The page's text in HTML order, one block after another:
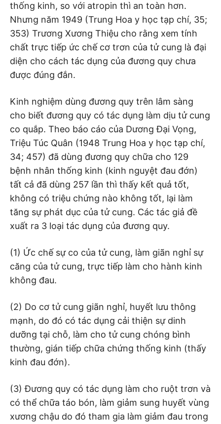
thống kinh, so với atropin thì an toàn hơn.
Nhưng năm 1949 (Trung Hoa y học tạp chí, 35;
353) Trương Xương Thiệu cho rằng xem tính
chất trực tiếp ức chế cơ trơn của tử cung là đại
diện cho cách tác dụng của đương quy chưa
được đúng đắn.
Kinh nghiệm dùng đương quy trên lâm sàng
cho biết đương quy có tác dụng làm dịu tử cung
co quắp. Theo báo cáo của Dương Đại Vọng,
Triệu Túc Quân (1948 Trung Hoa y học tạp chí,
34; 457) đã dùng đương quy chữa cho 129
bệnh nhân thống kinh (kinh nguyệt đau đớn)
tất cả đã dùng 257 lần thì thấy kết quả tốt,
không có triệu chứng nào không tốt, lại làm
tăng sự phát dục của tử cung. Các tác giả đề
xuất ra 3 loại tác dụng của đương quy.
(1) Ức chế sự co của tử cung, làm giãn nghỉ sự
căng của tử cung, trực tiếp làm cho hành kinh
không đau.
(2) Do cơ tử cung giãn nghỉ, huyết lưu thông
mạnh, do đó có tác dụng cải thiện sự dinh
dưỡng tại chỗ, làm cho tử cung chóng bình
thường, gián tiếp chữa chứng thống kinh (thấy
kinh đau đớn).
(3) Đương quy có tác dụng làm cho ruột trơn và
có thể chữa táo bón, làm giảm sung huyết vùng
xương chậu do đó tham gia làm giảm đau trong